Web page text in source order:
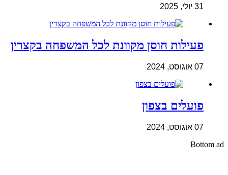
31 יולי, 2025
פעילות חוסן מקוונת לכל המשפחה בקצרין
07 אוגוסט, 2024
פועלים בצפון
07 אוגוסט, 2024
Bottom ad